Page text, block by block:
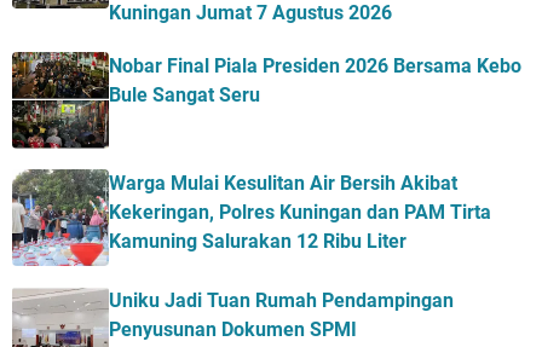
Kuningan Jumat 7 Agustus 2026
Nobar Final Piala Presiden 2026 Bersama Kebo
Bule Sangat Seru
Warga Mulai Kesulitan Air Bersih Akibat
Kekeringan, Polres Kuningan dan PAM Tirta
Kamuning Salurakan 12 Ribu Liter
Uniku Jadi Tuan Rumah Pendampingan
Penyusunan Dokumen SPMI